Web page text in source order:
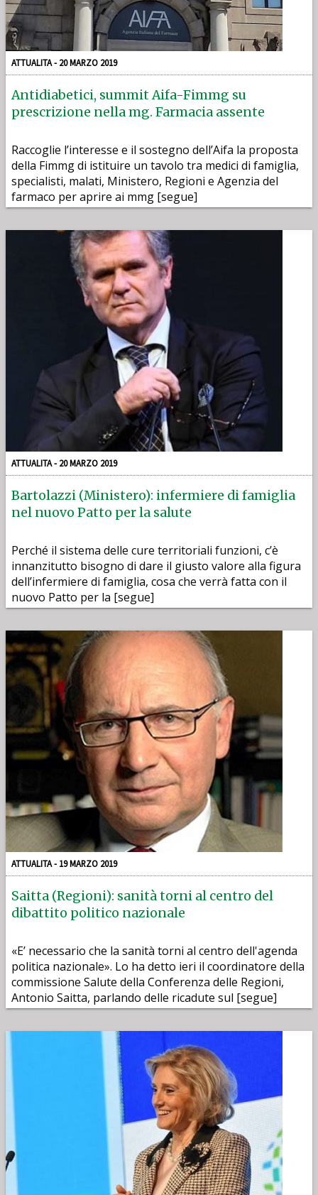
ATTUALITA - 20 MARZO 2019
Antidiabetici, summit Aifa-Fimmg su
prescrizione nella mg. Farmacia assente
Raccoglie l’interesse e il sostegno dell’Aifa la proposta
della Fimmg di istituire un tavolo tra medici di famiglia,
specialisti, malati, Ministero, Regioni e Agenzia del
farmaco per aprire ai mmg [segue]
ATTUALITA - 20 MARZO 2019
Bartolazzi (Ministero): infermiere di famiglia
nel nuovo Patto per la salute
Perché il sistema delle cure territoriali funzioni, c’è
innanzitutto bisogno di dare il giusto valore alla figura
dell’infermiere di famiglia, cosa che verrà fatta con il
nuovo Patto per la [segue]
ATTUALITA - 19 MARZO 2019
Saitta (Regioni): sanità torni al centro del
dibattito politico nazionale
«E’ necessario che la sanità torni al centro dell'agenda
politica nazionale». Lo ha detto ieri il coordinatore della
commissione Salute della Conferenza delle Regioni,
Antonio Saitta, parlando delle ricadute sul [segue]